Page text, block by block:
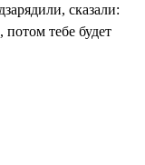
сказали:
тебе будет